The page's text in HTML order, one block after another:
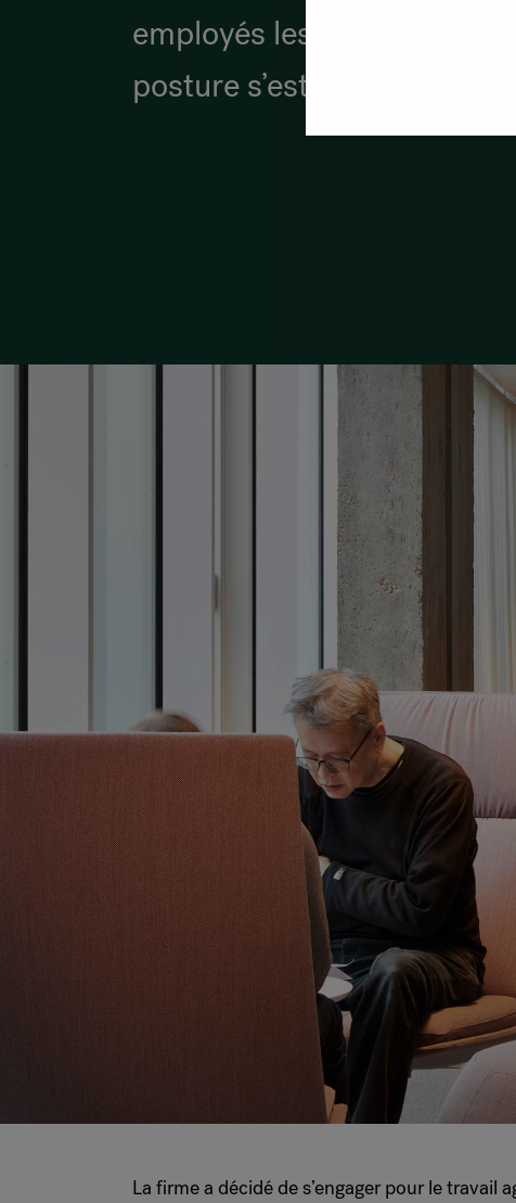
employés les ont
posture s’est améliorée. "
La firme a décidé de s’engager pour le travail